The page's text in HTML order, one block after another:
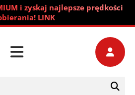
i zyskaj najlepsze prędkości
LINK